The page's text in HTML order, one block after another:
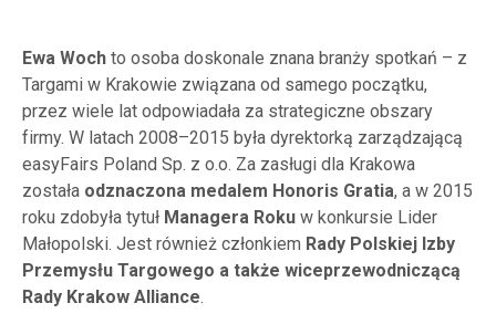
Ewa Woch to osoba doskonale znana branży spotkań – z
Targami w Krakowie związana od samego początku,
przez wiele lat odpowiadała za strategiczne obszary
firmy. W latach 2008–2015 była dyrektorką zarządzającą
easyFairs Poland Sp. z o.o. Za zasługi dla Krakowa
została odznaczona medalem Honoris Gratia, a w 2015
roku zdobyła tytuł Managera Roku w konkursie Lider
Małopolski. Jest również członkiem Rady Polskiej Izby
Przemysłu Targowego a także wiceprzewodniczącą
Rady Krakow Alliance.